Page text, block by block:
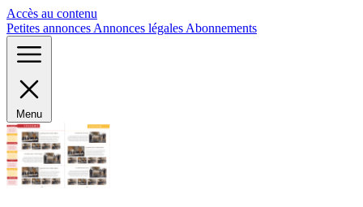
Accès au contenu
Petites annonces Annonces légales Abonnements
Menu
Panneau de gestion des cookies